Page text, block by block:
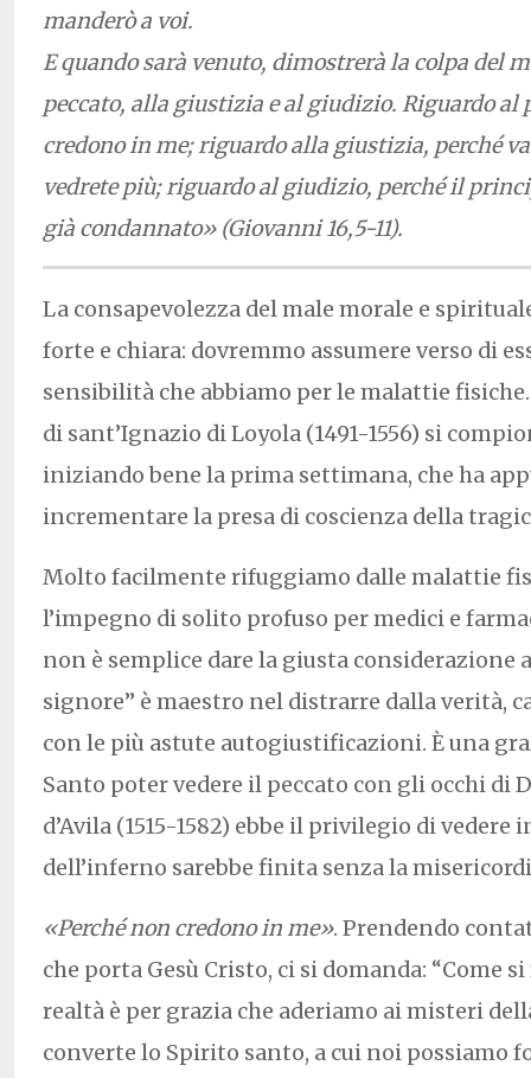
manderò a voi.
E quando sarà venuto, dimostrerà la colpa del
peccato, alla giustizia e al giudizio. Riguardo al
credono in me; riguardo alla giustizia, perché
vedrete più; riguardo al giudizio, perché il
già condannato» (Giovanni 16,5-11).
La consapevolezza del male morale e
forte e chiara: dovremmo assumere verso di
sensibilità che abbiamo per le malattie
di sant’Ignazio di Loyola (1491-1556) si
iniziando bene la prima settimana, che ha
incrementare la presa di coscienza della
Molto facilmente rifuggiamo dalle malattie
l’impegno di solito profuso per medici e
non è semplice dare la giusta considerazione
signore” è maestro nel distrarre dalla verità,
con le più astute autogiustificazioni. È una
Santo poter vedere il peccato con gli occhi di
d’Avila (1515-1582) ebbe il privilegio di vedere
dell’inferno sarebbe finita senza la
«Perché non credono in me». Prendendo
che porta Gesù Cristo, ci si domanda: “Come
realtà è per grazia che aderiamo ai misteri
converte lo Spirito santo, a cui noi possiamo